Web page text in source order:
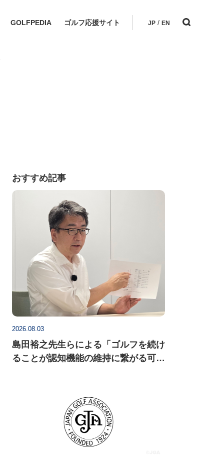
GOLFPEDIA ゴルフ応援サイト JP / EN
おすすめ記事
2026.08.03
島田裕之先生らによる「ゴルフを続け
ることが認知機能の維持に繋がる可能